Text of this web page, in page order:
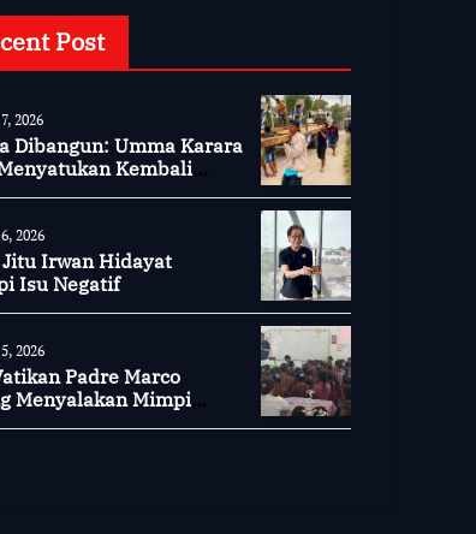
Post
2026
Dibangun: Umma Karara
Kembali
2026
Irwan Hidayat
Isu Negatif
2026
Padre Marco
Menyalakan Mimpi